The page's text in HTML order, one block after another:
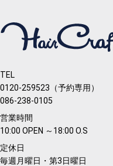
TEL
0120-259523（予約専用）
086-238-0105
営業時間
10:00 OPEN ～18:00 O.S
定休日
毎週月曜日・第3日曜日